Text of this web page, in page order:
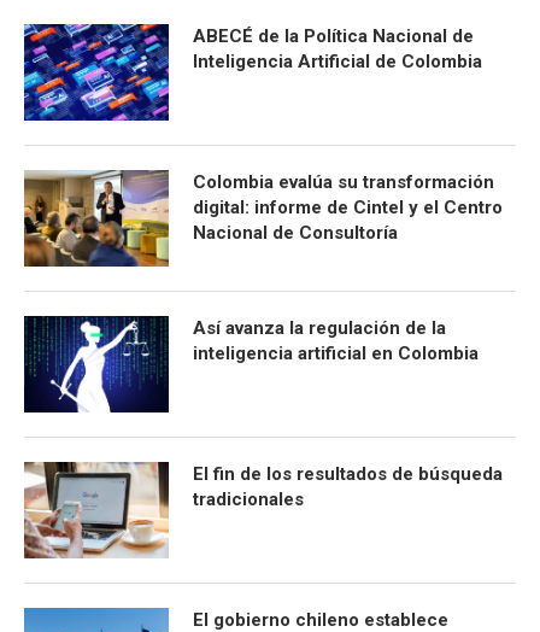
ABECÉ de la Política Nacional de
Inteligencia Artificial de Colombia
Colombia evalúa su transformación
digital: informe de Cintel y el Centro
Nacional de Consultoría
Así avanza la regulación de la
inteligencia artificial en Colombia
El fin de los resultados de búsqueda
tradicionales
El gobierno chileno establece